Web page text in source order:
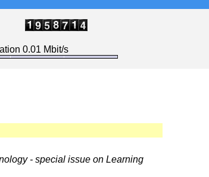
0.01 Mbit/s
- special issue on Learning